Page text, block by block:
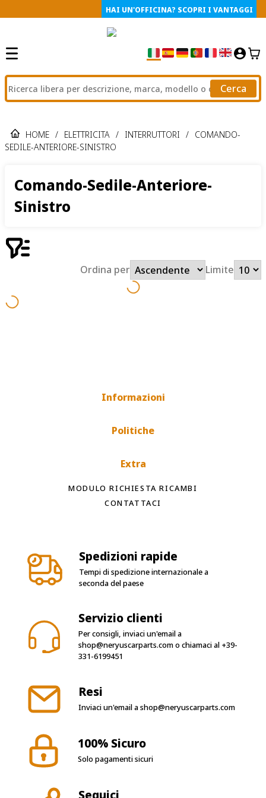
HAI UN'OFFICINA? SCOPRI I VANTAGGI
Cerca
HOME / ELETTRICITA / INTERRUTTORI / COMANDO-
SEDILE-ANTERIORE-SINISTRO
Comando-Sedile-Anteriore-
Sinistro
Ordina per Limite
Informazioni
Politiche
Extra
MODULO RICHIESTA RICAMBI
CONTATTACI
Spedizioni rapide
Tempi di spedizione internazionale a
seconda del paese
Servizio clienti
Per consigli, inviaci un'email a
shop@neryuscarparts.como chiamaci al +39-
331-6199451
Resi
Inviaci un'email ashop@neryuscarparts.com
100% Sicuro
Solo pagamenti sicuri
Seguici